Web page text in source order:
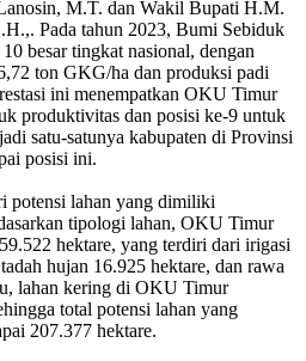
M.T. dan Wakil Bupati H.M.
Pada tahun 2023, Bumi Sebiduk
besar tingkat nasional, dengan
ton GKG/ha dan produksi padi
ini menempatkan OKU Timur
produktivitas dan posisi ke-9 untuk
satu-satunya kabupaten di Provinsi
posisi ini.
potensi lahan yang dimiliki
tipologi lahan, OKU Timur
hektare, yang terdiri dari irigasi
hujan 16.925 hektare, dan rawa
lahan kering di OKU Timur
total potensi lahan yang
207.377 hektare.